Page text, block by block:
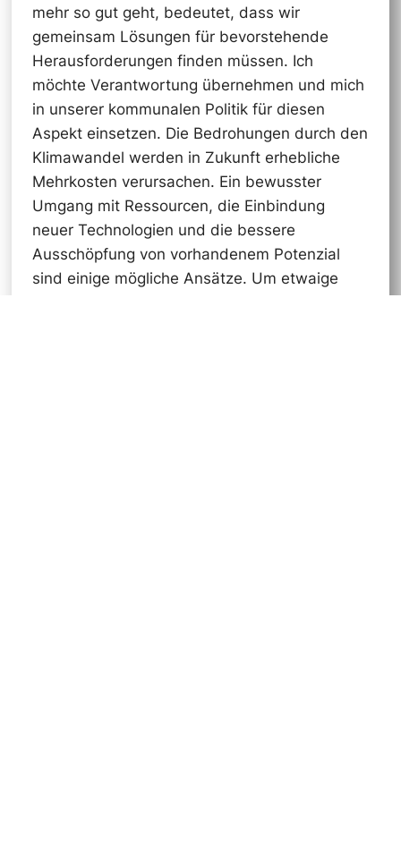
mehr so gut geht, bedeutet, dass wir
gemeinsam Lösungen für bevorstehende
Herausforderungen finden müssen. Ich
möchte Verantwortung übernehmen und mich
in unserer kommunalen Politik für diesen
Aspekt einsetzen. Die Bedrohungen durch den
Klimawandel werden in Zukunft erhebliche
Mehrkosten verursachen. Ein bewusster
Umgang mit Ressourcen, die Einbindung
neuer Technologien und die bessere
Ausschöpfung von vorhandenem Potenzial
sind einige mögliche Ansätze. Um etwaige